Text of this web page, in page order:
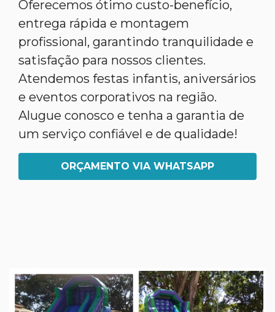
Oferecemos ótimo custo-benefício,
entrega rápida e montagem
profissional, garantindo tranquilidade e
satisfação para nossos clientes.
Atendemos festas infantis, aniversários
e eventos corporativos na região.
Alugue conosco e tenha a garantia de
um serviço confiável e de qualidade!
ORÇAMENTO VIA WHATSAPP